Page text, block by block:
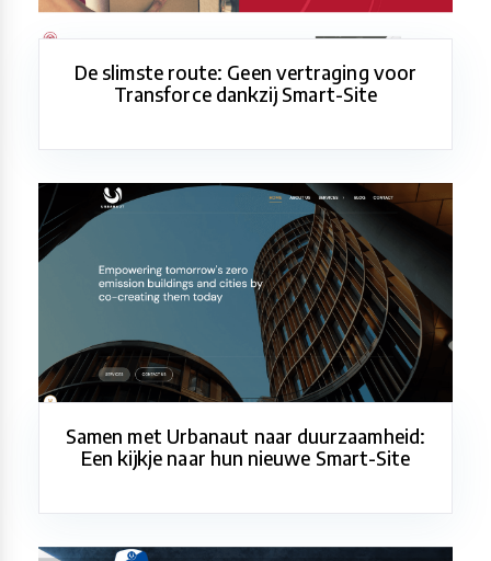
De slimste route: Geen vertraging voor
Transforce dankzij Smart-Site
Samen met Urbanaut naar duurzaamheid:
Een kijkje naar hun nieuwe Smart-Site